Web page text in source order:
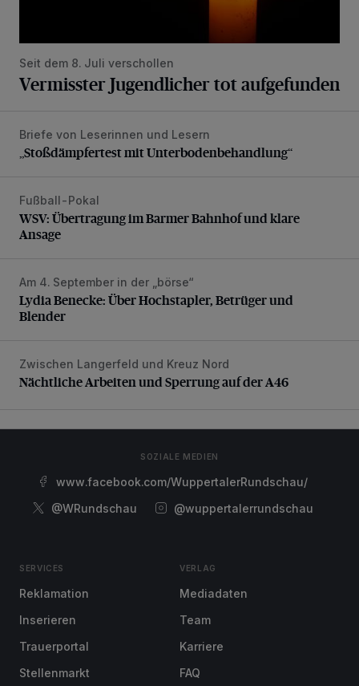
Seit dem 8. Juli verschollen
Vermisster Jugendlicher tot aufgefunden
„Stoßdämpfertest mit Unterbodenbehandlung“
Briefe von Leserinnen und Lesern
„Stoßdämpfertest mit Unterbodenbehandlung“
WSV: Übertragung im Barmer Bahnhof und klare Ansage
Fußball-Pokal
WSV: Übertragung im Barmer Bahnhof und klare
Ansage
Lydia Benecke: Über Hochstapler, Betrüger und Blender
Am 4. September in der „börse“
Lydia Benecke: Über Hochstapler, Betrüger und
Blender
Nächtliche Arbeiten und Sperrung auf der A46
Zwischen Langerfeld und Kreuz Nord
Nächtliche Arbeiten und Sperrung auf der A46
SOZIALE MEDIEN
www.facebook.com/WuppertalerRundschau/
@WRundschau
@wuppertalerrundschau
SERVICES
Reklamation
Inserieren
Trauerportal
Stellenmarkt
VERLAG
Mediadaten
Team
Karriere
FAQ